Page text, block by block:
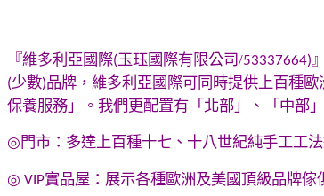
『維多利亞國際(玉珏國際有限公司/53337664)
(少數)品牌，維多利亞國際可同時提供上百種
保養服務」。我們更配置有「北部」、「中部
◎門市：多達上百種十七、十八世紀純手工工
◎ VIP實品屋：展示各種歐洲及美國頂級品牌傢